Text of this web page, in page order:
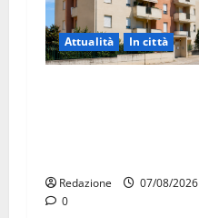
Attualità In città
Redazione
07/08/2026
0